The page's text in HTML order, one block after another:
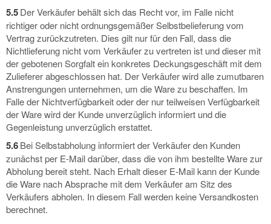
5.5Der Verkäufer behält sich das Recht vor, im Falle nicht
richtiger oder nicht ordnungsgemäßer Selbstbelieferung vom
Vertrag zurückzutreten. Dies gilt nur für den Fall, dass die
Nichtlieferung nicht vom Verkäufer zu vertreten ist und dieser mit
der gebotenen Sorgfalt ein konkretes Deckungsgeschäft mit dem
Zulieferer abgeschlossen hat. Der Verkäufer wird alle zumutbaren
Anstrengungen unternehmen, um die Ware zu beschaffen. Im
Falle der Nichtverfügbarkeit oder der nur teilweisen Verfügbarkeit
der Ware wird der Kunde unverzüglich informiert und die
Gegenleistung unverzüglich erstattet.
5.6Bei Selbstabholung informiert der Verkäufer den Kunden
zunächst per E-Mail darüber, dass die von ihm bestellte Ware zur
Abholung bereit steht. Nach Erhalt dieser E-Mail kann der Kunde
die Ware nach Absprache mit dem Verkäufer am Sitz des
Verkäufers abholen. In diesem Fall werden keine Versandkosten
berechnet.